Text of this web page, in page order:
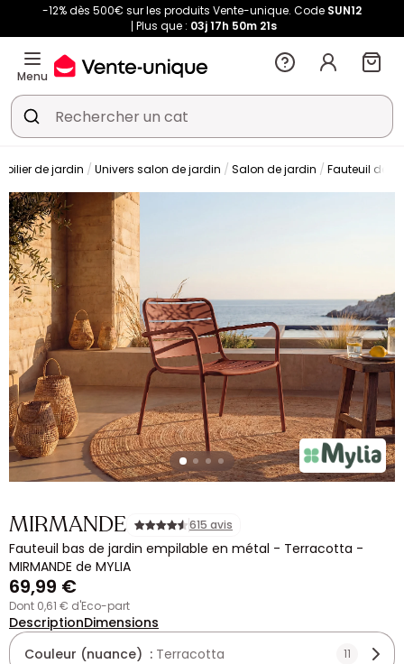
-12% dès 500€ sur les produits Vente-unique. Code SUN12
Plus que : 03j 17h 50m 20s
Menu
de jardin Univers salon de jardin Salon de jardin Fauteuil de
MIRMANDE 615 avis
Fauteuil bas de jardin empilable en métal - Terracotta -
MIRMANDE de MYLIA
69,99 €
dont 0,61 € d'Eco-part
DescriptionDimensions
Couleur (nuance) : Terracotta 11